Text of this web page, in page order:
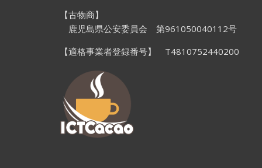
【古物商】
鹿児島県公安委員会 第961050040112号
【適格事業者登録番号】 T4810752440200